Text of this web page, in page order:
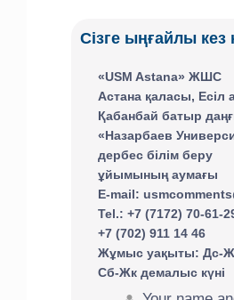
Сізге ыңғайлы кез
«USM Astana» ЖШС
Астана қаласы, Есіл
Қабанбай батыр
«Назарбаев
дербес білім беру
ұйымының аумағы
E-mail:
Tel.: +7 (7172) 70-61-
+7 (702) 911 14 46
Жұмыс уақыты: Дс-
Сб-Жк демалыс күні